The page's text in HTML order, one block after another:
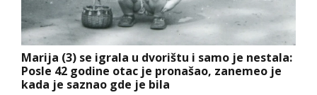
Marija (3) se igrala u dvorištu i samo je nestala:
Posle 42 godine otac je pronašao, zanemeo je
kada je saznao gde je bila